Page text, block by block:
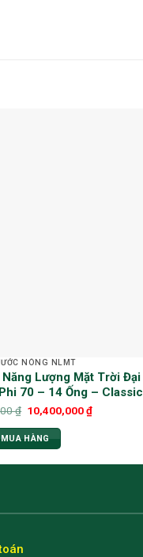
NÓNG NLMT
Lượng Mặt Trời Đại
70 – 14 Ống – Classic
₫ 10,400,000₫
MUA HÀNG